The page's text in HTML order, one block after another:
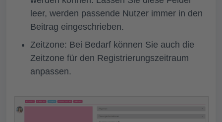
leer, werden passende Nutzer immer in den
Beitrag eingeschrieben.
Zeitzone: Bei Bedarf können Sie auch die
Zeitzone für den Registrierungszeitraum
anpassen.